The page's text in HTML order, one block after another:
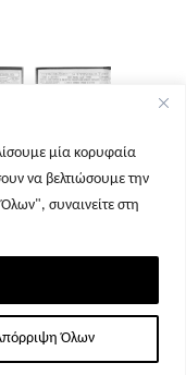
μία κορυφαία
να βελτιώσουμε την
συναινείτε στη
Όλων
3 Σελίδα 4